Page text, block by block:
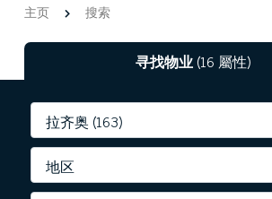
主页 搜索
寻找物业(16 屬性)